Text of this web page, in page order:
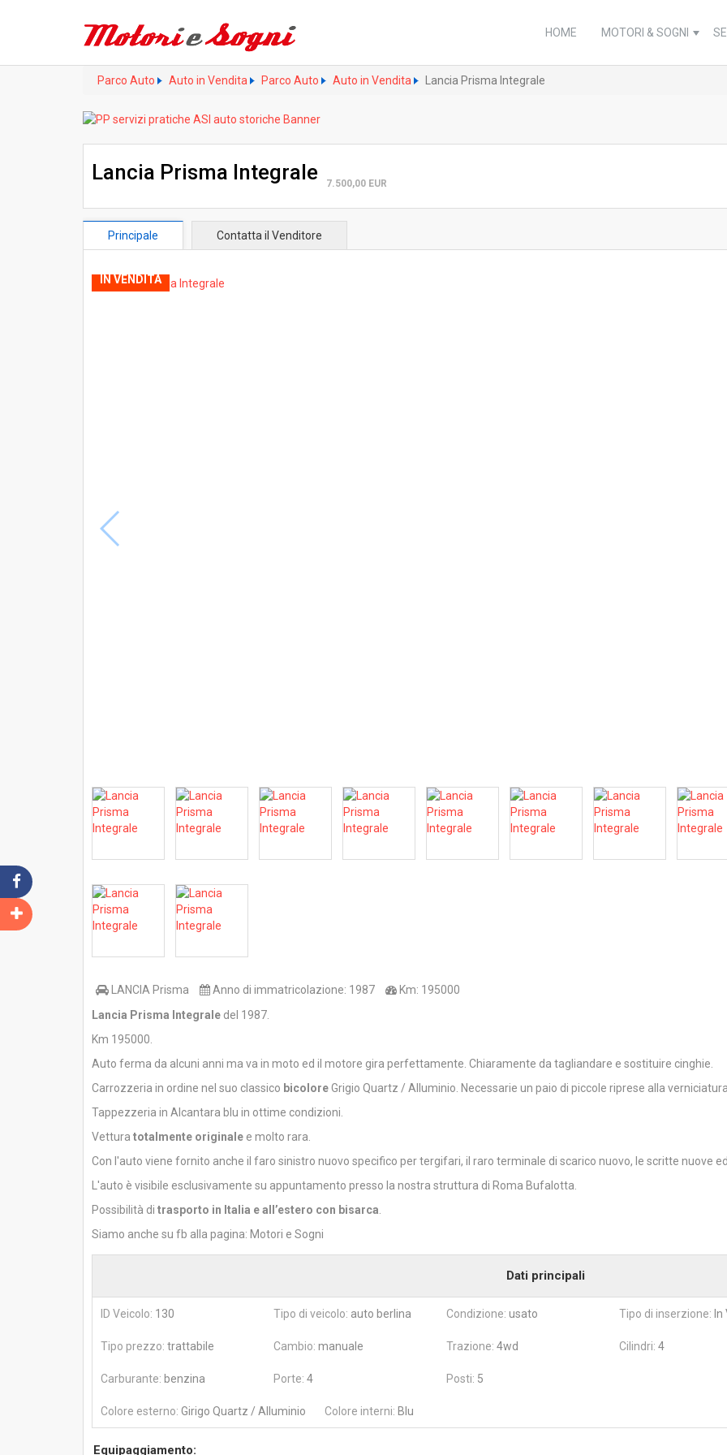
HOME MOTORI & SOGNI
Parco Auto Auto in Vendita Parco Auto Auto in Vendita Lancia Prisma Integrale
Lancia Prisma Integrale 7.500,00 EUR
Principale Contatta il Venditore
IN VENDITA
LANCIA Prisma Anno di immatricolazione: 1987 Km: 195000
Lancia Prisma Integrale del 1987.
Km 195000.
Auto ferma da alcuni anni ma va in moto ed il motore gira perfettamente. Chiaramente da tagliandare e sostituire cinghie.
Carrozzeria in ordine nel suo classico bicoloreGrigio Quartz / Alluminio. Necessarie un paio di piccole riprese alla
Tappezzeria in Alcantara blu in ottime condizioni.
Vettura totalmente originale e molto rara.
Con l'auto viene fornito anche il faro sinistro nuovo specifico per tergifari, il raro terminale di scarico nuovo, le scritte nuove
L'auto è visibile esclusivamente su appuntamento presso la nostra struttura di Roma Bufalotta.
Possibilità di trasporto in Italia e all’estero con bisarca
Siamo anche su fb alla pagina: Motori e Sogni
Dati principali
ID Veicolo: 130 Tipo di veicolo: auto berlina Condizione: usato Tipo di inserzione:
Tipo prezzo: trattabile Cambio: manuale Trazione: 4wd Cilindri: 4
Carburante: benzina Porte: 4 Posti: 5
Colore esterno: Girigo Quartz / Alluminio Colore interni: Blu
Equipaggiamento: